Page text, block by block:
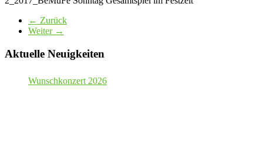
← Zurück
Weiter →
Aktuelle Neuigkeiten
Wunschkonzert 2026